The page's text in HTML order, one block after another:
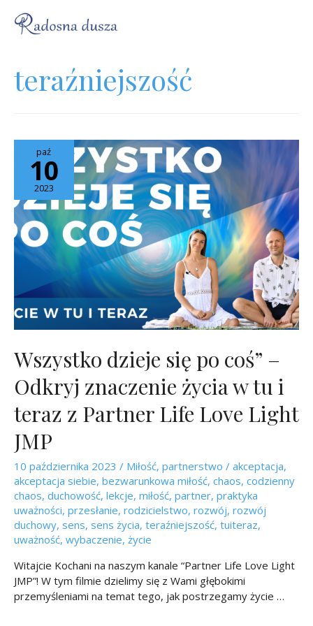
teraźniejszość
paź
10
2023
Wszystko dzieje się po coś” –
Odkryj znaczenie życia w tu i
teraz z Partner Life Love Light
JMP
10 października 2023 / Miłość, partnerstwo / akceptacja,
akceptacja siebie, bezwarunkowa miłość, chaos, codzienny
chaos, duchowość, lekcje, miłość, partner, praktyka
uważności, przesłanie, rodzicielstwo, rozwój, rozwój
duchowy, sens, sens życia, teraźniejszość, tuiteraz,
uważność, wybaczenie, życie
Witajcie Kochani na naszym kanale “Partner Life Love Light
JMP”! W tym filmie dzielimy się z Wami głębokimi
przemyśleniami na temat tego, jak postrzegamy życie …